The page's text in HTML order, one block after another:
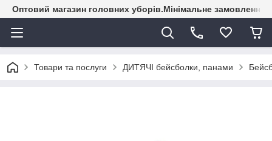
Оптовий магазин головних уборів.Мінімальне замовлення
Товари та послуги ДИТЯЧІ бейсболки, панами